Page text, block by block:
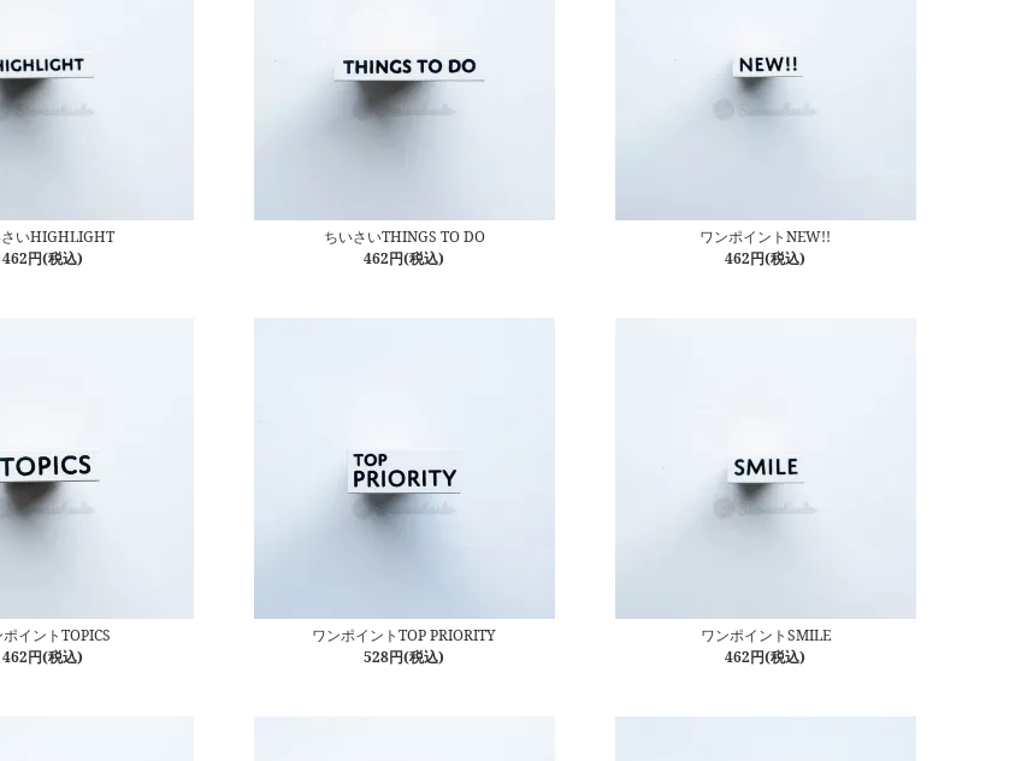
いHIGHLIGHT
462円(税込)
ちいさいTHINGS TO DO
462円(税込)
ワンポイントNEW!!
462円(税込)
イントTOPICS
462円(税込)
ワンポイントTOP PRIORITY
528円(税込)
ワンポイントSMILE
462円(税込)